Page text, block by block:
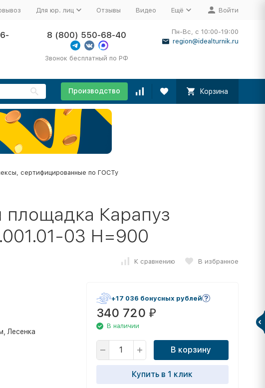
Для юр. лиц Отзывы Видео Ещё Войти
8 (800) 550-68-40
Звонок бесплатный по РФ
Пн-Вс, с 10:00-19:00
region@idealturnik.ru
Производство Корзина
сертифицированные по ГОСТу
площадка Карапуз
03 Н=900
К сравнению В избранное
Лесенка
+17 036 бонусных рублей
340 720 ₽
В наличии
В корзину
Купить в 1 клик